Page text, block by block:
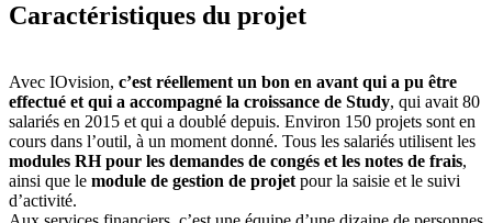
Caractéristiques du projet
Avec IOvision, c’est réellement un bon en avant qui a pu être
effectué et qui a accompagné la croissance de Study, qui avait 80
salariés en 2015 et qui a doublé depuis. Environ 150 projets sont en
cours dans l’outil, à un moment donné. Tous les salariés utilisent les
modules RH pour les demandes de congés et les notes de frais,
ainsi que le module de gestion de projet pour la saisie et le suivi
d’activité.